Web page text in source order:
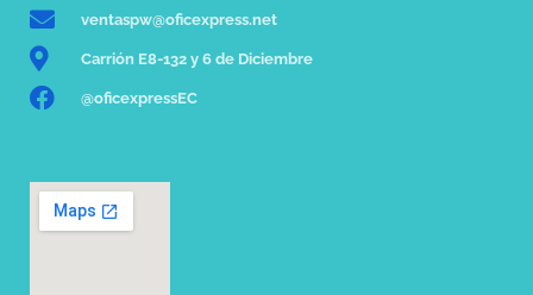
ventaspw@oficexpress.net
Carrión E8-132 y 6 de Diciembre
@oficexpressEC